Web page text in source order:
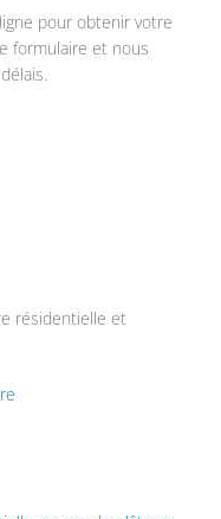
pour obtenir votre
formulaire et nous
résidentielle et